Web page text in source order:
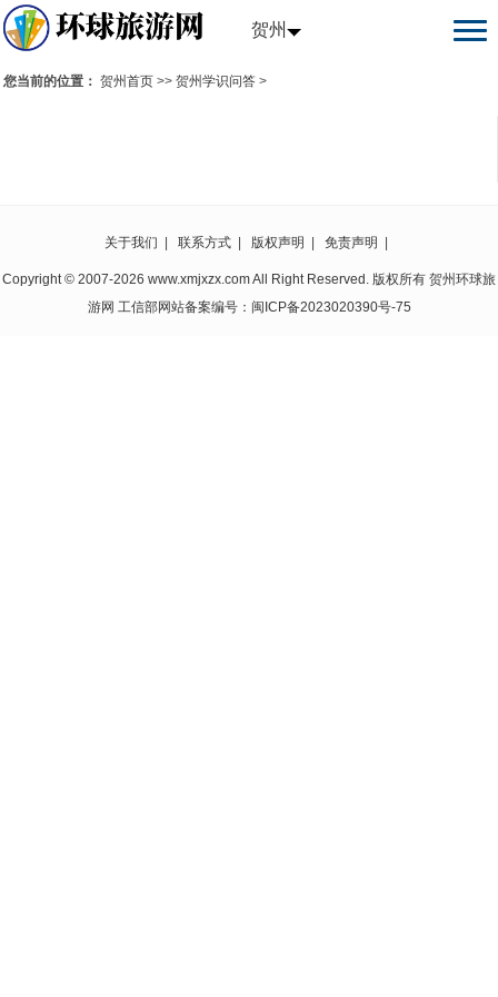
贺州
您当前的位置： 贺州首页 >> 贺州学识问答 >
关于我们 联系方式 版权声明 免责声明
Copyright © 2007-2026 www.xmjxzx.com All Right Reserved. 版权所有 贺州环球旅
游网 工信部网站备案编号： 闽ICP备2023020390号-75